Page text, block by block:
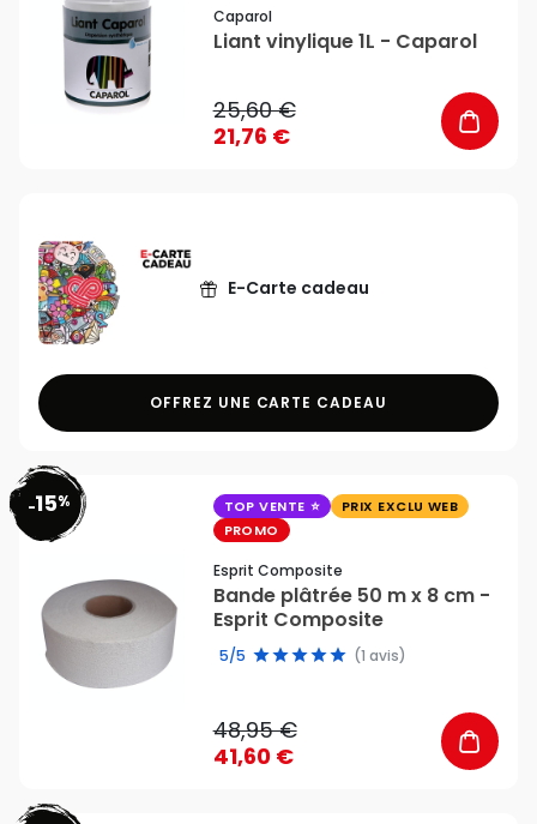
Caparol
Liant vinylique 1L - Caparol
25,60 €
21,76 €
E-Carte cadeau
OFFREZ UNE CARTE CADEAU
-15% TOP VENTE
PRIX EXCLU WEB
PROMO
Esprit Composite
Bande plâtrée 50 m x 8 cm -
Esprit Composite
5/5 (1 avis)
48,95 €
41,60 €